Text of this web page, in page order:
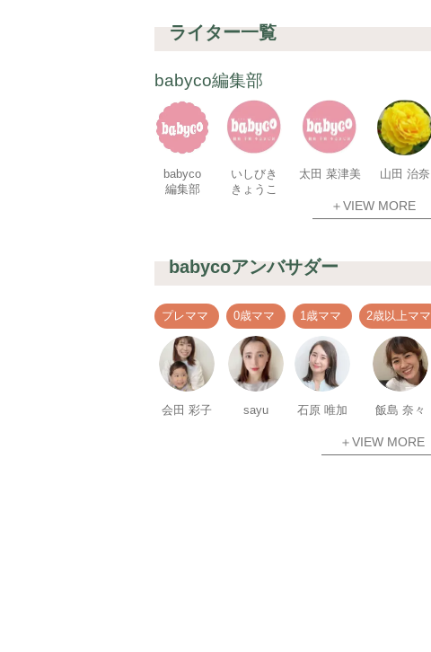
ライター一覧
babyco編集部
babyco
編集部
いしびき
きょうこ
太田 菜津美 山田 治奈
＋VIEW MORE
babycoアンバサダー
プレママ
会田 彩子
0歳ママ
sayu
1歳ママ
石原 唯加
2歳以上ママ
飯島 奈々
＋VIEW MORE